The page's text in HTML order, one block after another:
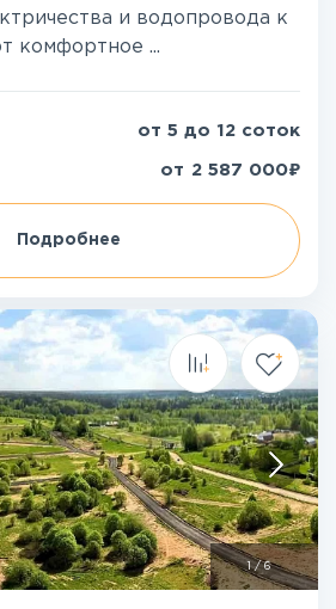
и водопровода к
комфортное ...
от 5 до 12 соток
от 2 587 000₽
Подробнее
1/6